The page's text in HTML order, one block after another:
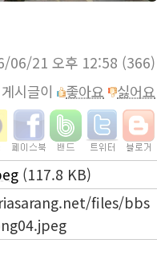
06/21 오후 12:58 (366)
시글이
좋아요 싫어요
(117.8 KB)
files/bbs